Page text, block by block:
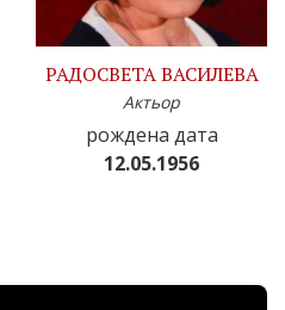
РАДОСВЕТА ВАСИЛЕВА
Актьор
рождена дата
12.05.1956